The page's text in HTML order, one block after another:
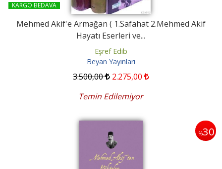
KARGO BEDAVA
Mehmed Akif'e Armağan ( 1.Safahat 2.Mehmed Akif
Hayatı Eserleri ve...
Eşref Edib
Beyan Yayınları
3.500,00 2.275,00
Temin Edilemiyor
%30